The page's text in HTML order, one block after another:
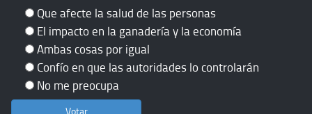
Que afecte la salud de las personas
El impacto en la ganadería y la economía
Ambas cosas por igual
Confío en que las autoridades lo controlarán
No me preocupa